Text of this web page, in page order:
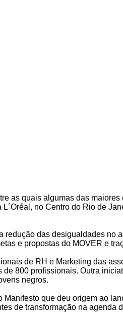
as quais algumas das
no Centro do Rio de
das desigualdades
e propostas do MOVER e
de RH e Marketing das
800 profissionais. Outra
negros.
que deu origem ao
de transformação na